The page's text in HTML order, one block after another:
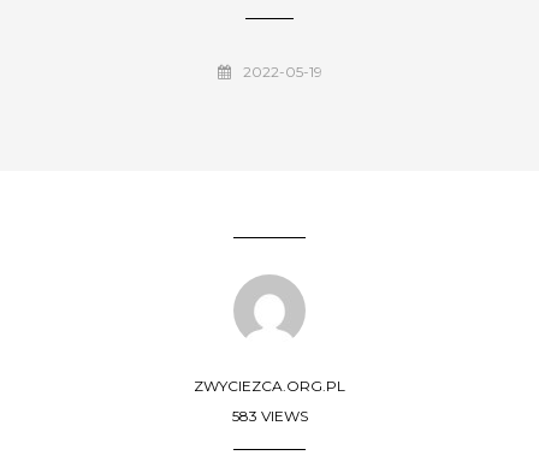
2022-05-19
ZWYCIEZCA.ORG.PL
583 VIEWS